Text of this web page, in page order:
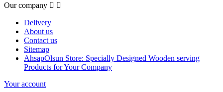
Our company  
Delivery
About us
Contact us
Sitemap
AhsapOlsun Store: Specially Designed Wooden serving
Products for Your Company
Your account